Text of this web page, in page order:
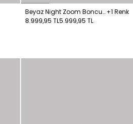
Beyaz Night Zoom Boncuk
İşlemeli Mini Elbise
+1 Renk
8.999,95 TL5.999,95 TL